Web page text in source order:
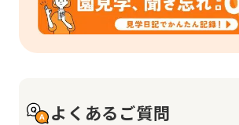
よくあるご質問